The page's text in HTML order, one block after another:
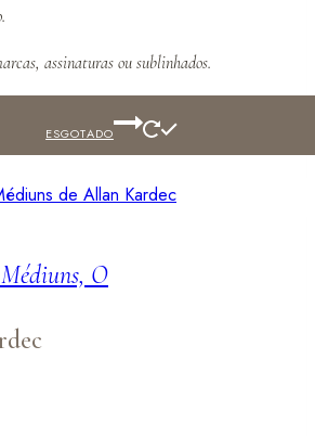
assinaturas ou sublinhados.
ESGOTADO
O